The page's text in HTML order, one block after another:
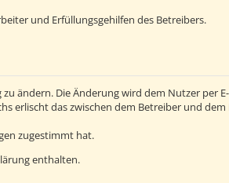
und Erfüllungsgehilfen des Betreibers.
ändern. Die Änderung wird dem Nutzer per
erlischt das zwischen dem Betreiber und
zugestimmt hat.
enthalten.